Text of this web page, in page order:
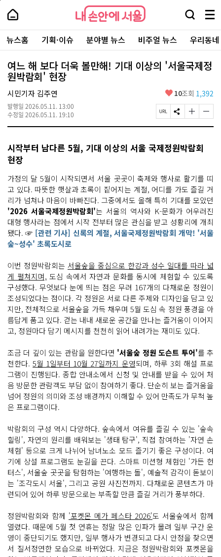
본
로
가
내
손
안
에
서
울
-
서
울
시
대
표
소
통
포
내
손
에
울
검
창
열
기
메
뉴
전
체
보
기
주
요
서
뉴스홈 기획·이슈 분야별 뉴스 비주얼 뉴스 우리동
여느 해 보다 더욱 볼만해! 기대 이상의 '서울국제정
원박람회' 현장
시민기자 김주연
발행일 2026.05.11. 13:00
수정일 2026.05.11. 19:10
좋
요
10조회 1,392
페
이
R
사
S
N
유
글
자
크
경
하
기
글
자
경
하
기
시작부터 남다른 5월, 기대 이상의 서울 국제정원박람회
현장
가정의 달 5월이 시작되면서 서울 곳곳이 축제와 행사로 활기를 띠
고 있다. 따뜻한 햇살과 초록이 짙어지는 계절, 어디를 가도 즐길 거
리가 넘쳐나 마음이 바빠진다. 그중에서도 올해 특히 기대를 모았던
'2026 서울국제정원박람회'는 서울의 역사와 K-문화가 어우러진
대형 행사라는 점에서 시작 전부터 많은 관심을 받고 성황리에 개최
됐다. ☞ [관련 기사] 신록의 계절, 서울국제정원박람회 개막! '서울
숲~성수' 초록도시로
이번 정원박람회는 서울숲을 중심으로 한강과 성수 일대를 따라 넓
게 펼쳐지며, 도심 속에서 자연과 문화를 동시에 체험할 수 있도록
구성했다. 무엇보다 눈에 띄는 점은 무려 167개의 다채로운 정원이
조성되었다는 점이다. 각 정원은 서로 다른 주제와 디자인을 담고 있
지만, 전체적으로 서울숲을 가득 채우며 5월 도심 속 정원 풍경을 아
름답게 품고 있다. 걷는 내내 새로운 공간을 만나는 즐거움이 이어지
고, 정원마다 담기 메시지를 천천히 읽어 내려가는 재미도 있다.
조금 더 깊이 있는 관람을 원한다면 '서울숲 정원 도슨트 투어'를 추
천한다.5월 1일부터 10월 27일까지 운영되며, 하루 3회 해설 프로
그램이 진행된다. 종합 안내소에서 신청 및 안내를 받을 수 있어 처
음 방문한 관람객도 부담 없이 참여하기 좋다. 단순히 보는 즐거움을
넘어 정원의 의미와 조성 배경까지 이해할 수 있어 만족도가 무척 높
은 프로그램이다.
박람회의 구성 역시 다양하다. 숲속에서 여유를 즐길 수 있는 '숲속
힐링', 자연의 원리를 배워보는 '생태 탐구', 직접 참여하는 '자연 손
체험' 등으로 크게 나뉘어 남녀노소 모드 즐기기 좋은 구성이다. 여
기에 상설 프로그램도 눈길을 끈다. 스마트 미션형 체험인 '가든 헌
터스', 서울숲 곳곳을 탐험하는 '여행하는 돌', 예술적 감각이 돋보이
는 '조각도시 서울', 그리고 공원 사진전까지. 다채로운 콘텐츠가 마
련되어 있어 하루 방문으로는 부족할 만큼 즐길 거리가 풍부하다.
정원박람회와 함께 '포켓몬 메가 페스타 2026'도 서울숲에서 함께
열렸다. 때문에 5월 첫 연휴는 정말 많은 인파가 몰려 일부 구간 운
영이 중단되기도 했지만, 일부 행사가 변경되고 다시 안정을 찾으면
서 질서정연한 모습으로 바뀌었다. 지금은 정원박람회와 포켓몬을
페
상
단
로